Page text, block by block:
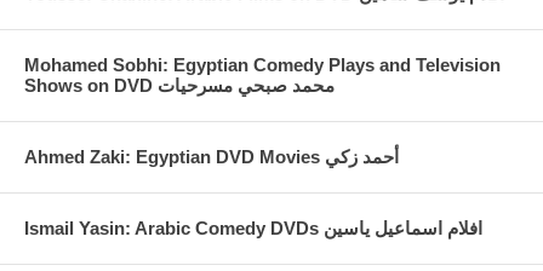
Mohamed Sobhi: Egyptian Comedy Plays and Television
Shows on DVD محمد صبحي مسرحيات
Ahmed Zaki: Egyptian DVD Movies أحمد زكي
Ismail Yasin: Arabic Comedy DVDs افلام اسماعيل ياسين